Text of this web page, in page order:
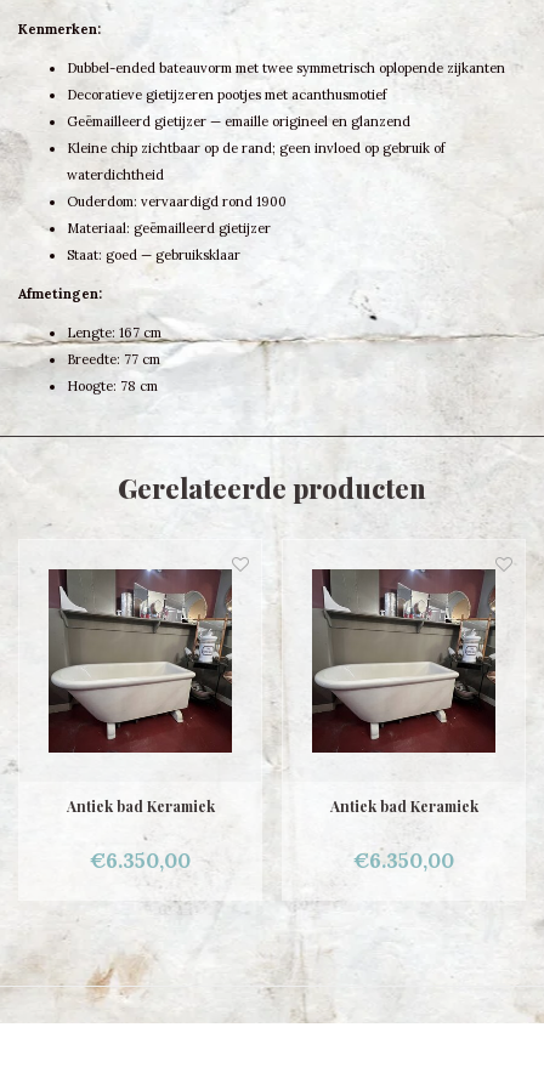
Kenmerken:
Dubbel-ended bateau­vorm met twee symmetrisch oplopende zijkanten
Decoratieve gietijzeren pootjes met acanthusmotief
Geëmailleerd gietijzer — emaille origineel en glanzend
Kleine chip zichtbaar op de rand; geen invloed op gebruik of
waterdichtheid
Ouderdom: vervaardigd rond 1900
Materiaal: geëmailleerd gietijzer
Staat: goed — gebruiksklaar
Afmetingen:
Lengte: 167 cm
Breedte: 77 cm
Hoogte: 78 cm
Gerelateerde producten
Antiek bad Keramiek
€6.350,00
Antiek bad Keramiek
€6.350,00